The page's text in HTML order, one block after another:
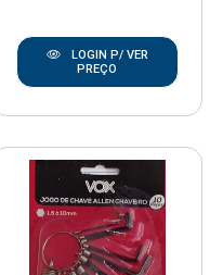
LOGIN P/ VER
PREÇO